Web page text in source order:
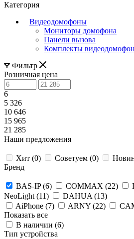
Категория
Видеодомофоны
Мониторы домофона
Панели вызова
Комплекты
Фильтр
Розничная цена
6
5 326
10 646
15 965
21 285
Наши предложения
Хит (0) Советуем (0)
Бренд
BAS-IP (6) COMMAX (22)
NeoLight (11) DAHUA (13)
AiPhone (7) ARNY (22)
Показать все
В наличии (6)
Тип устройства